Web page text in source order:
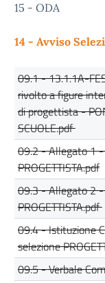
15 - ODA
14 - Avviso
09.1 - 13.1.1A-
rivolto a figure
di progettista -
SCUOLE.pdf
09.2 - Allegato 1 -
PROGETTISTA.pdf
09.3 - Allegato 2
PROGETTISTA.pdf
09.4 - Istituzione
selezione
09.5 - Verbale